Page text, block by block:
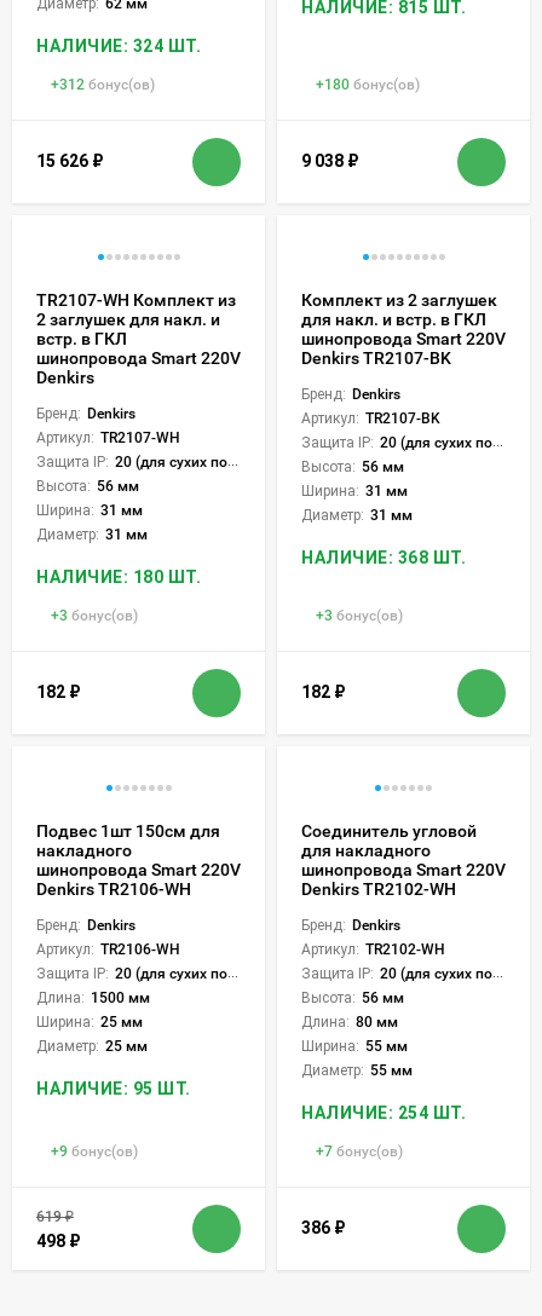
НАЛИЧИЕ: 324 ШТ.
+312 бонус(ов)
15 626 ₽
НАЛИЧИЕ: 815 ШТ.
+180 бонус(ов)
9 038 ₽
TR2107-WH Комплект из
2 заглушек для накл. и
встр. в ГКЛ
шинопровода Smart 220V
Denkirs
Бренд: Denkirs
Артикул: TR2107-WH
Защита IP: 20 (для сухих пом.)
Высота: 56 мм
Ширина: 31 мм
Диаметр: 31 мм
НАЛИЧИЕ: 180 ШТ.
+3 бонус(ов)
182 ₽
Комплект из 2 заглушек
для накл. и встр. в ГКЛ
шинопровода Smart 220V
Denkirs TR2107-BK
Бренд: Denkirs
Артикул: TR2107-BK
Защита IP: 20 (для сухих пом.)
Высота: 56 мм
Ширина: 31 мм
Диаметр: 31 мм
НАЛИЧИЕ: 368 ШТ.
+3 бонус(ов)
182 ₽
Подвес 1шт 150см для
накладного
шинопровода Smart 220V
Denkirs TR2106-WH
Бренд: Denkirs
Артикул: TR2106-WH
Защита IP: 20 (для сухих пом.)
Длина: 1500 мм
Ширина: 25 мм
Диаметр: 25 мм
НАЛИЧИЕ: 95 ШТ.
+9 бонус(ов)
619₽
498 ₽
Соединитель угловой
для накладного
шинопровода Smart 220V
Denkirs TR2102-WH
Бренд: Denkirs
Артикул: TR2102-WH
Защита IP: 20 (для сухих пом.)
Высота: 56 мм
Длина: 80 мм
Ширина: 55 мм
Диаметр: 55 мм
НАЛИЧИЕ: 254 ШТ.
+7 бонус(ов)
386 ₽